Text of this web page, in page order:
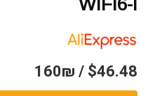
ו-WIFI6
$46.48 / 160₪